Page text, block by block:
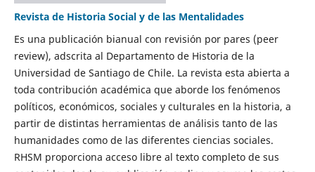
Revista de Historia Social y de las Mentalidades
Es una publicación bianual con revisión por pares (peer
review), adscrita al Departamento de Historia de la
Universidad de Santiago de Chile. La revista esta abierta a
toda contribución académica que aborde los fenómenos
políticos, económicos, sociales y culturales en la historia, a
partir de distintas herramientas de análisis tanto de las
humanidades como de las diferentes ciencias sociales.
RHSM proporciona acceso libre al texto completo de sus